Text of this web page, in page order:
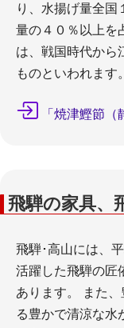
り、水揚げ量全国
量の４０％以上を
は、戦国時代から
ものといわれます
「焼津鰹節
飛騨の家具、
飛騨･高山には、
活躍した飛騨の匠
あります。 また
る豊かで清涼な水